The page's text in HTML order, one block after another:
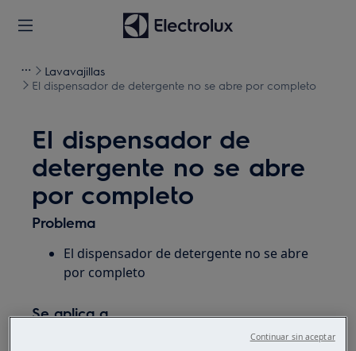
Lavavajillas
El dispensador de detergente no se abre por completo
El dispensador de
detergente no se abre
por completo
Problema
El dispensador de detergente no se abre
por completo
Se aplica a
Continuar sin aceptar